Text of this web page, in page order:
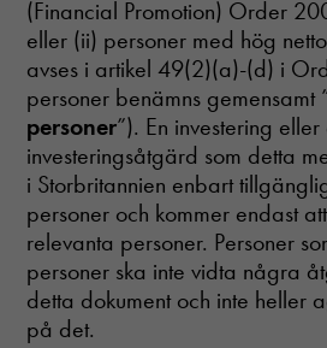
(Financial Promotion) Order
eller (ii) personer med hög
avses i artikel 49(2)(a)-(d) i
personer benämns gemensamt
personer”). En investering eller
investeringsåtgärd som detta
i Storbritannien enbart
personer och kommer endast
relevanta personer. Personer
personer ska inte vidta några
detta dokument och inte heller
på det.